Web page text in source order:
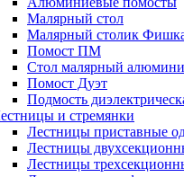
Малярный стол
Малярный столик
Помост ПМ
Стол малярный
Помост Дуэт
Подмость
и стремянки
Лестницы приставные
Лестницы
Лестницы